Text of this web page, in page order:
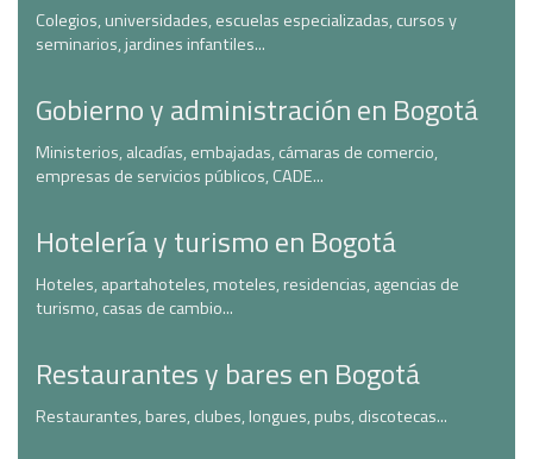
Colegios, universidades, escuelas especializadas, cursos y
seminarios, jardines infantiles...
Gobierno y administración en Bogotá
Ministerios, alcadías, embajadas, cámaras de comercio,
empresas de servicios públicos, CADE...
Hotelería y turismo en Bogotá
Hoteles, apartahoteles, moteles, residencias, agencias de
turismo, casas de cambio...
Restaurantes y bares en Bogotá
Restaurantes, bares, clubes, longues, pubs, discotecas...